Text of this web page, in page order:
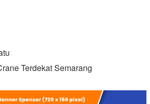
Terdekat Semarang